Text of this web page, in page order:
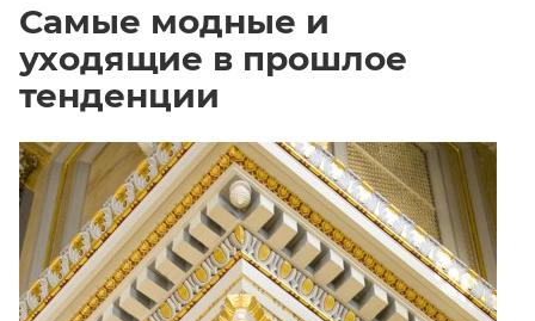
Самые модные и
уходящие в прошлое
тенденции